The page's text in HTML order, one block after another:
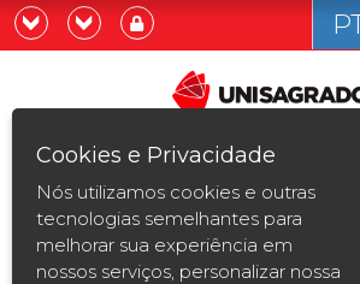
Graduação
Pós-graduação e
Curta Duração
Já sou
Quero ser
ESTUDE AQUI
Cookies e Privacidade
Nós utilizamos cookies e outras
tecnologias semelhantes para
melhorar sua experiência em
nossos serviços, personalizar nossa